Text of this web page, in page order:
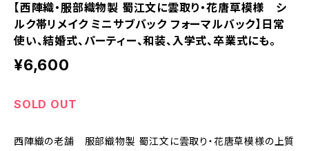
【西陣織・服部織物製 蜀江文に雲取り・花唐草模様 シ
ルク帯リメイク ミニサブバック フォーマルバック】日常
使い、結婚式、パーティー、和装、入学式、卒業式にも。
¥6,600
SOLD OUT
西陣織の老舗 服部織物製 蜀江文に雲取り・花唐草模様の上質